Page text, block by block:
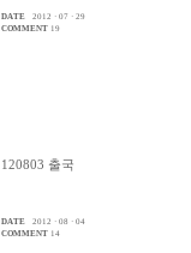
DATE
2012 · 07 · 29
COMMENT 19
120803 출국
DATE
2012 · 08 · 04
COMMENT 14